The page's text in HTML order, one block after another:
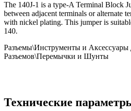
The 140J-1 is a type-A Terminal Block
between adjacent terminals or alternate
with nickel plating. This jumper is
140.
Разъемы\Инструменты и Аксессуары
Разъемов\Перемычки и Шунты
Технические